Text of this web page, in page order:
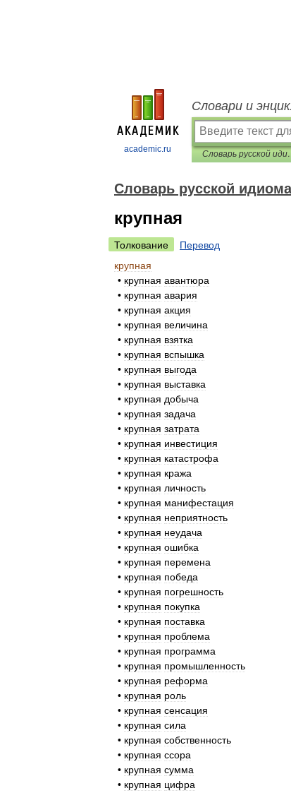
academic.ru
Словари и
Словарь русской
крупная
Толкование
Перевод
крупная
• крупная авантюра
• крупная авария
• крупная акция
• крупная величина
• крупная взятка
• крупная вспышка
• крупная выгода
• крупная выставка
• крупная добыча
• крупная задача
• крупная затрата
• крупная инвестиция
• крупная катастрофа
• крупная кража
• крупная личность
• крупная манифестация
• крупная неприятность
• крупная неудача
• крупная ошибка
• крупная перемена
• крупная победа
• крупная погрешность
• крупная покупка
• крупная поставка
• крупная проблема
• крупная программа
• крупная промышленность
• крупная реформа
• крупная роль
• крупная сенсация
• крупная сила
• крупная собственность
• крупная ссора
• крупная сумма
• крупная цифра